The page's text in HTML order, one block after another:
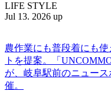
LIFE STYLE
Jul 13. 2026 up
農作業にも普段着にも
トを提案。「
が、岐阜駅前のニュース
催。